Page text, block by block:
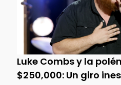
Luke Combs y la
$250,000: Un giro